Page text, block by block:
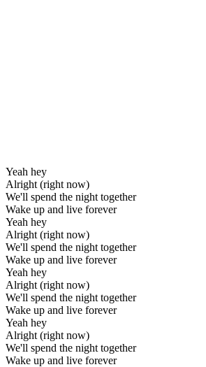
Yeah hey
Alright (right now)
We'll spend the night together
Wake up and live forever
Yeah hey
Alright (right now)
We'll spend the night together
Wake up and live forever
Yeah hey
Alright (right now)
We'll spend the night together
Wake up and live forever
Yeah hey
Alright (right now)
We'll spend the night together
Wake up and live forever